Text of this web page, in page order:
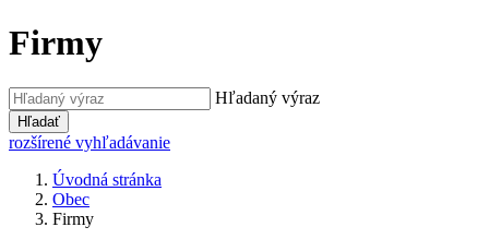
Firmy
Hľadaný výraz
Hľadať
rozšírené vyhľadávanie
Úvodná stránka
Obec
Firmy